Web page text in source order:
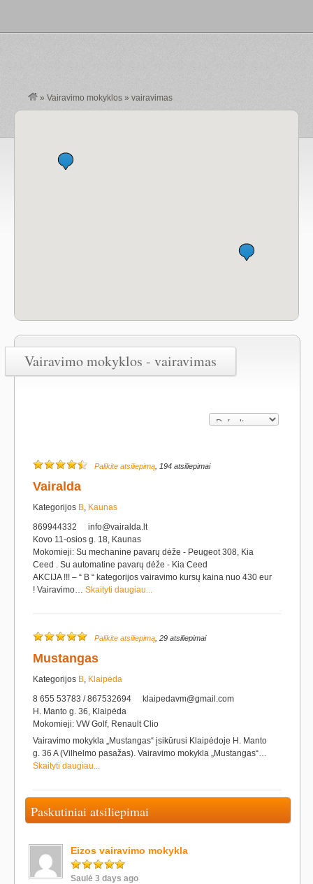
» Vairavimo mokyklos » vairavimas
Vairavimo mokyklos - vairavimas
Palikite atsiliepimą , 194 atsiliepimai
Vairalda
Kategorijos B, Kaunas
869944332
info@vairalda.lt
Kovo 11-osios g. 18, Kaunas
Mokomieji: Su mechanine pavarų dėže - Peugeot 308, Kia
Ceed . Su automatine pavarų dėže - Kia Ceed
AKCIJA !!! – “ B “ kategorijos vairavimo kursų kaina nuo 430 eur
! Vairavimo… Skaityti daugiau...
Palikite atsiliepimą , 29 atsiliepimai
Mustangas
Kategorijos B, Klaipėda
8 655 53783 / 867532694
klaipedavm@gmail.com
H. Manto g. 36, Klaipėda
Mokomieji: VW Golf, Renault Clio
Vairavimo mokykla „Mustangas“ įsikūrusi Klaipėdoje H. Manto
g. 36 A (Vilhelmo pasažas). Vairavimo mokykla „Mustangas“…
Skaityti daugiau...
Paskutiniai atsiliepimai
Eizos vairavimo mokykla
Saulė 3 days ago